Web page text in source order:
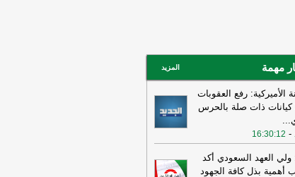
بحري في هرمز انحرفت عن
الذي حددته إيران
عراقجي: واشنطن كانت تسعى
الأمور نحو التصعيد وهي التي
الاتفاق وأوصلت الأمور إلى الوضع
عراقجي: لم نلحظ أي حسن نية
مهمة المزيد
الأميركية: رفع العقوبات
عن 3 كيانات ذات صلة بالحرس
...
-
16:30:12
العهد السعودي أكد
أهمية بذل كافة الجهود